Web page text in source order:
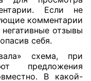
Если не
комментарии
отзывы
себя.
схема, при
предложения
В какой-